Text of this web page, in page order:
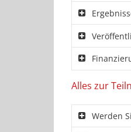
Alles zur
Werden